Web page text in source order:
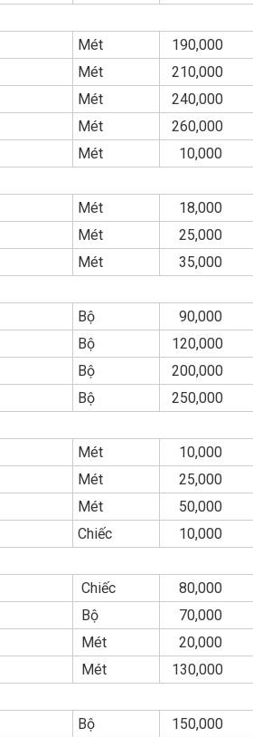
Mét
190,000
Mét
210,000
Mét
240,000
Mét
260,000
Mét
10,000
Mét
18,000
Mét
25,000
Mét
35,000
Bộ
90,000
Bộ
120,000
Bộ
200,000
Bộ
250,000
Mét
10,000
Mét
25,000
Mét
50,000
Chiếc
10,000
Chiếc
80,000
Bộ
70,000
Mét
20,000
Mét
130,000
Bộ
150,000